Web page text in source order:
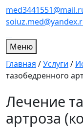
Меню
Главная /Услуги /
тазобедренного
Лечение
артроза